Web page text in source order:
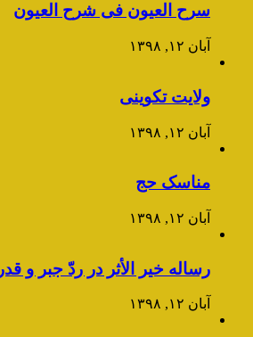
سرح العیون فی شرح العیون
آبان ۱۲, ۱۳۹۸
ولایت تکوینی
آبان ۱۲, ۱۳۹۸
مناسک حج
آبان ۱۲, ۱۳۹۸
رساله خیر الأثر در ردّ جبر و قدر
آبان ۱۲, ۱۳۹۸